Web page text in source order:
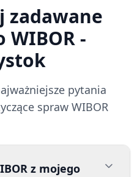
zadawane
WIBOR -
pytania
spraw WIBOR
z mojego